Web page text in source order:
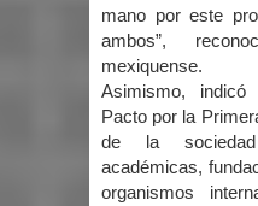
mano por este
ambos”,
mexiquense.
Asimismo,
Pacto por la
de la sociedad
académicas,
organismos